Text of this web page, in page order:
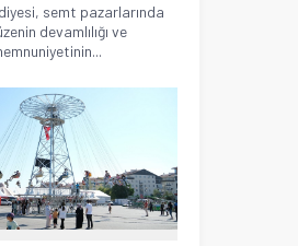
semt pazarlarında
devamlılığı ve